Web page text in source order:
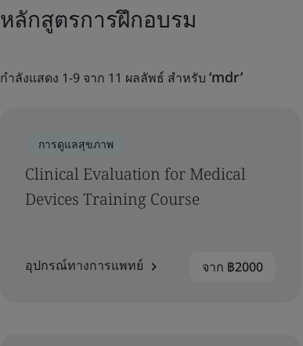
หลักสูตรการฝึกอบรม
กำลังแสดง 1-9 จาก 11 ผลลัพธ์ สำหรับ ‘mdr’
การดูแลสุขภาพ
Clinical Evaluation for Medical
Devices Training Course
อุปกรณ์ทางการแพทย์ จาก ฿2000